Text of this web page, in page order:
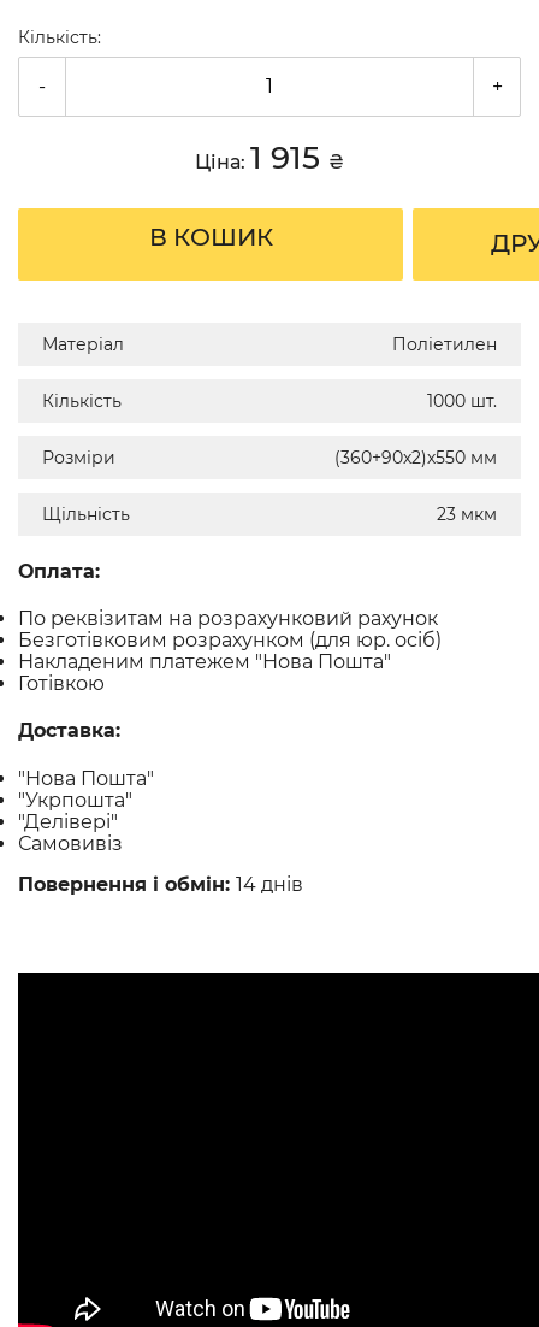
Кількість:
- +
Ціна: 1 915 ₴
В КОШИК
Матеріал Поліетилен
Кількість 1000 шт.
Розміри (360+90х2)х550 мм
Щільність 23 мкм
Оплата:
По реквізитам на розрахунковий рахунок
Безготівковим розрахунком (для юр. осіб)
Накладеним платежем "Нова Пошта"
Готівкою
Доставка:
"Нова Пошта"
"Укрпошта"
"Делівері"
Самовивіз
Повернення і обмін: 14 днів